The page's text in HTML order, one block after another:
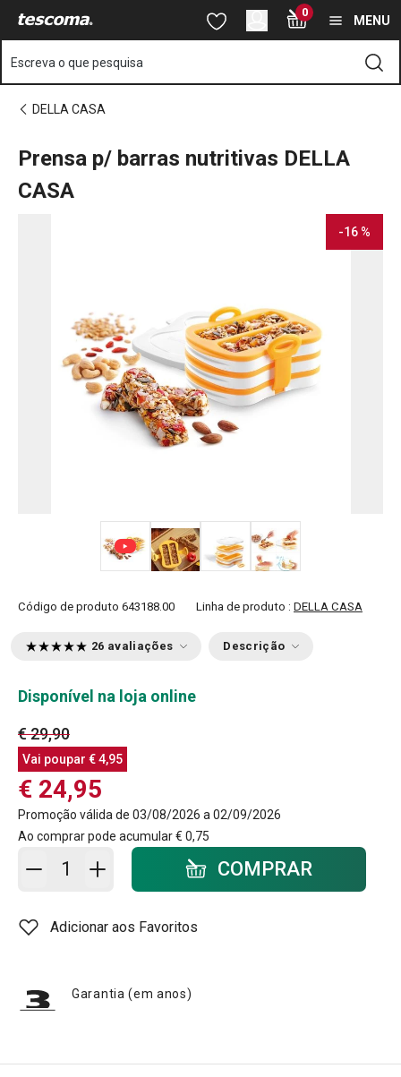
Está na página Prensa p/ barras nutritivas DELLA CASA
Saltar para o conteúdo principal
Saltar para a pesquisa
Saltar para a navegação 0
MENU
Escreva o que pesquisa
DELLA CASA
Prensa p/ barras nutritivas DELLA
CASA
-16 %
Código de produto 643188.00 Linha de produto : DELLA CASA
26 avaliações Descrição
Disponível na loja online
€ 29,90
Vai poupar € 4,95
€ 24,95
Promoção válida de 03/08/2026 a 02/09/2026
Ao comprar pode acumular€ 0,75
Adicionar ao carrinho - quantidadeCOMPRAR
Adicionar aos Favoritos
Garantia (em anos)